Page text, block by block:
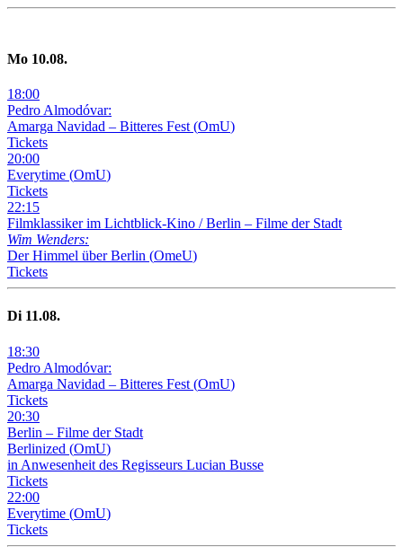
Mo 10.08.
18:00
Pedro Almodóvar:
Amarga Navidad – Bitteres Fest (OmU)
Tickets
20:00
Everytime (OmU)
Tickets
22:15
Filmklassiker im Lichtblick-Kino /Berlin – Filme der Stadt
Wim Wenders:
Der Himmel über Berlin (OmeU)
Tickets
Di 11.08.
18:30
Pedro Almodóvar:
Amarga Navidad – Bitteres Fest (OmU)
Tickets
20:30
Berlin – Filme der Stadt
Berlinized (OmU)
in Anwesenheit des Regisseurs Lucian Busse
Tickets
22:00
Everytime (OmU)
Tickets